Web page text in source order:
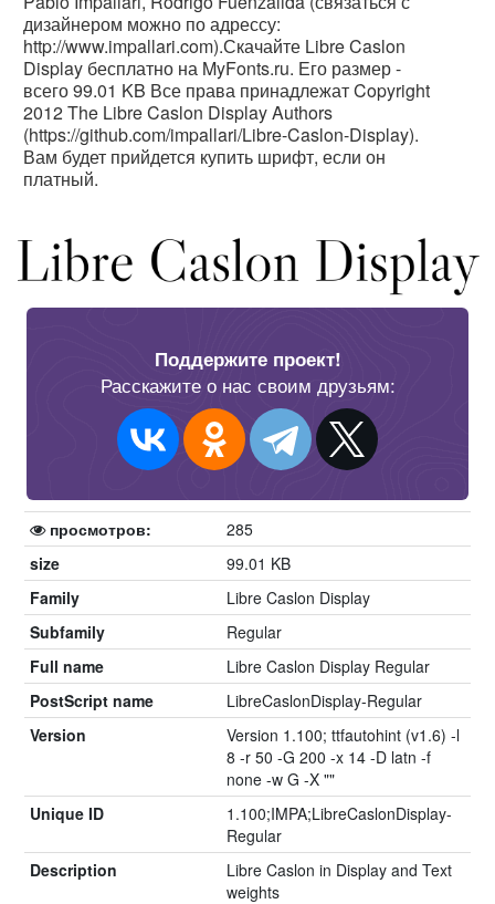
дизайнером можно по адрессу:
http://www.impallari.com).Скачайте Libre Caslon
Display бесплатно на MyFonts.ru. Его размер -
всего 99.01 KB Все права принадлежат Copyright
2012 The Libre Caslon Display Authors
(https://github.com/impallari/Libre-Caslon-Display).
Вам будет прийдется купить шрифт, если он
платный.
Поддержите проект!
Расскажите о нас своим друзьям:
просмотров:
285
size
99.01 KB
Family
Libre Caslon Display
Subfamily
Regular
Full name
Libre Caslon Display Regular
PostScript name
LibreCaslonDisplay-Regular
Version
Version 1.100; ttfautohint (v1.6) -l
8 -r 50 -G 200 -x 14 -D latn -f
none -w G -X ""
Unique ID
1.100;IMPA;LibreCaslonDisplay-
Regular
Description
Libre Caslon in Display and Text
weights